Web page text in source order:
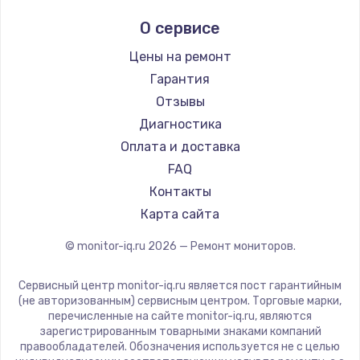
Thunderobot
Hisense
АОС
Ardor
Machenike
iru
Titan Army
iFFALCON
Dahua
О сервисе
Цены на ремонт
Гарантия
Отзывы
Диагностика
Оплата и доставка
FAQ
Контакты
Карта сайта
© monitor-iq.ru 2026 — Ремонт мониторов.
Сервисный центр monitor-iq.ru является пост гарантийным
(не авторизованным) сервисным центром. Торговые марки,
перечисленные на сайте monitor-iq.ru, являются
зарегистрированным товарными знаками компаний
правообладателей. Обозначения используется не с целью